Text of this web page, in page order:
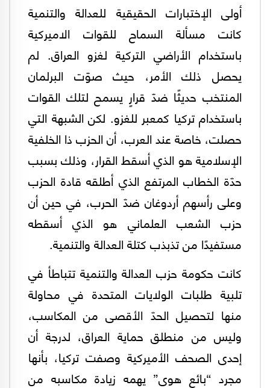
أولى الإختبارات الحقيقية للعدالة والتنمية
كانت مسألة السماح للقوات الاميركية
باستخدام الأراضي التركية لغزو العراق. لم
يحصل ذلك الأمر، حيث صوّت البرلمان
المنتخب حديثًا ضدّ قرارٍ يسمح لتلك القوات
باستخدام تركيا كمعبر للغزو. لكن الشبهة التي
حصلت، خاصة عند العرب، أن الحزب ذا الخلفية
الإسلامية هو الذي أسقط القرار، وذلك بسبب
حدّة الخطاب المرتفع الذي أطلقه قادة الحزب
وعلى رأسهم أردوغان ضدّ الحرب، في حين أن
حزب الشعب العلماني هو الذي أسقطه
مستفيدًا من تذبذب كتلة العدالة والتنمية.
كانت حكومة حزب العدالة والتنمية تتباطأ في
تلبية طلبات الولايات المتحدة في محاولة
منها لتحصيل الحدّ الأقصى من المكاسب،
وليس من منطلق حماية العراق، لدرجة أن
إحدى الصحف الأميركية وصفت تركيا، بأنها
مجرد “بائع هوى” يهمه زيادة مكاسبه من